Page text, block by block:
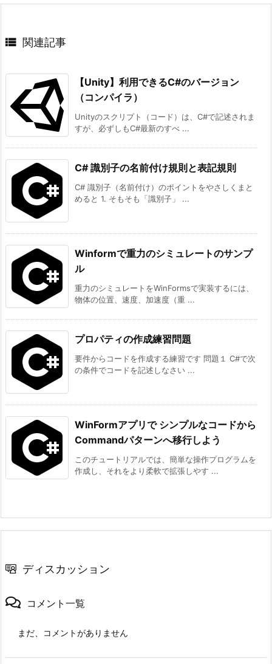
 関連記事
【Unity】利用できるC#のバージョン
（コンパイラ）
Unityのスクリプト（コード）は、C#で記述されま
すが、必ずしもC#最新のすべ ...
C# 識別子の名前付け規則と表記規則
C# 識別子（名前付け）のポイントをやさしくまと
めると 1. そもそも「識別子」 ...
Winformで重力のシミュレートのサンプ
ル
重力のシミュレートをWinFormsで実装するには、
物体の位置、速度、加速度（重 ...
プロパティの作成練習問題
要件からコードを作成する練習です 問題１ C#で次
の条件でコードを記述しなさい ...
WinFormアプリで シンプルなコードから
Commandパターンへ移行しよう
このチュートリアルでは、簡単な操作プログラムを
作成し、それをより柔軟で拡張しやす ...
ディスカッション
コメント一覧
まだ、コメントがありません